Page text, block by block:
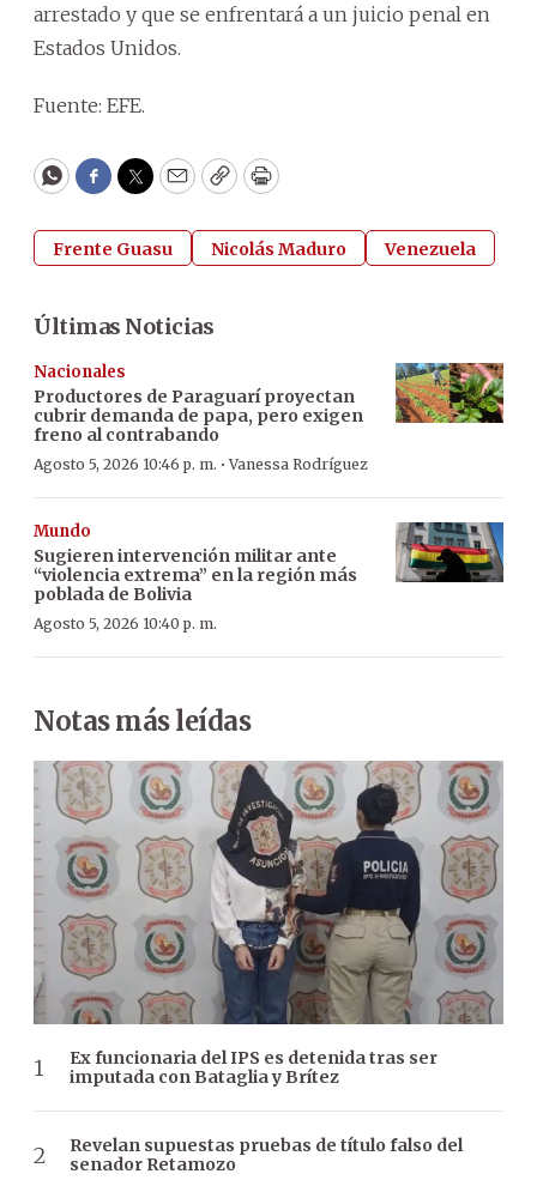
arrestado y que se enfrentará a un juicio penal en
Estados Unidos.
Fuente: EFE.
WhatsApp
Facebook
Twitter
EmailCopyPrint
Frente Guasu Nicolás Maduro Venezuela
Últimas Noticias
Nacionales
Productores de Paraguarí proyectan
cubrir demanda de papa, pero exigen
freno al contrabando
Agosto 5, 2026 10:46 p. m. ·Vanessa Rodríguez
Mundo
Sugieren intervención militar ante
“violencia extrema” en la región más
poblada de Bolivia
Agosto 5, 2026 10:40 p. m.
Notas más leídas
Ex funcionaria del IPS es detenida tras ser
imputada con Bataglia y Brítez
Revelan supuestas pruebas de título falso del
senador Retamozo